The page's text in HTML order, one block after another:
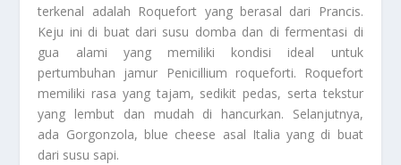
terkenal adalah Roquefort yang berasal dari Prancis.
Keju ini di buat dari susu domba dan di fermentasi di
gua alami yang memiliki kondisi ideal untuk
pertumbuhan jamur Penicillium roqueforti. Roquefort
memiliki rasa yang tajam, sedikit pedas, serta tekstur
yang lembut dan mudah di hancurkan. Selanjutnya,
ada Gorgonzola, blue cheese asal Italia yang di buat
dari susu sapi.